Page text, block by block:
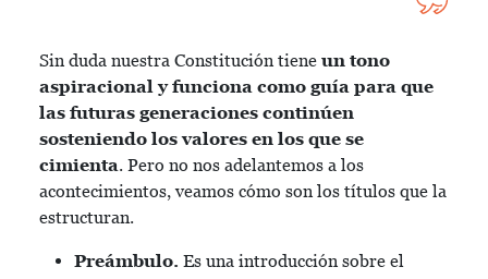
Sin duda nuestra Constitución tiene un tono
aspiracional y funciona como guía para que
las futuras generaciones continúen
sosteniendo los valores en los que se
cimienta. Pero no nos adelantemos a los
acontecimientos, veamos cómo son los títulos que la
estructuran.
Preámbulo. Es una introducción sobre el